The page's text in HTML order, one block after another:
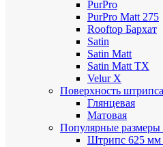
PurPro
PurPro Matt 275
Rooftop Бархат
Satin
Satin Мatt
Satin Matt TX
Velur X
Поверхность штрипса
Глянцевая
Матовая
Популярные размеры
Штрипс 625 мм